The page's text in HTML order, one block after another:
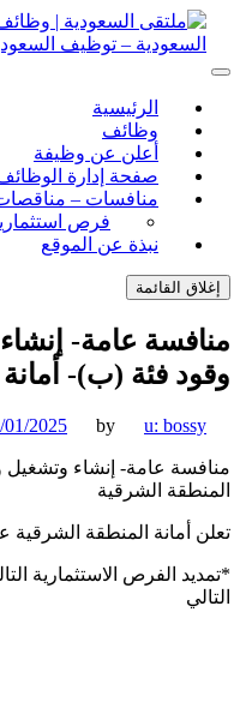
– توظيف السعوديه |
السعوديه | تنقيب السعوديه
الرئيسية
وظائف
أعلن عن وظيفة
صفحة إدارة الوظائف
منافسات – مناقصات –
فرص استثمارية
نبذة عن الموقع
القائمة
عامة- إنشاء
فئة (ب)- أمانة
18/01/2025 by u:
عامة- إنشاء وتشغيل
الشرقية
أمانة المنطقة الشرقية عن
الفرص الاستثمارية